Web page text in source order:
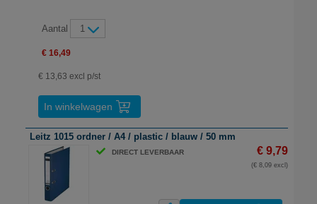
Aantal 1
€ 16,49
€ 13,63 excl p/st
In winkelwagen
Leitz 1015 ordner / A4 / plastic / blauw / 50 mm
DIRECT LEVERBAAR € 9,79
(€ 8,09 excl)